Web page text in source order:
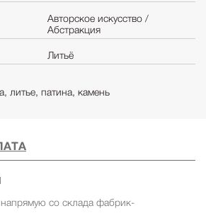
Авторское искусство /
Абстракция
Литьё
литье, патина, камень
со склада фабрик-